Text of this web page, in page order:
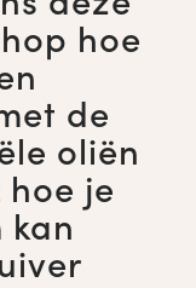
hoe
de
oliën
je